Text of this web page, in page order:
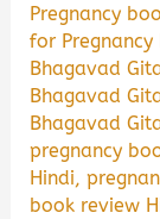
Pregnancy
for
Bhagavad
Bhagavad
Bhagavad
pregnancy
Hindi,
book review